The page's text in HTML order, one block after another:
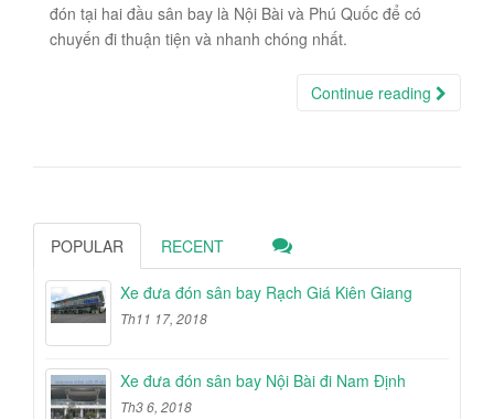
đón tại hai đầu sân bay là Nội Bài và Phú Quốc để có
chuyến đi thuận tiện và nhanh chóng nhất.
Continue reading
POPULAR RECENT
Xe đưa đón sân bay Rạch Giá Kiên Giang
Th11 17, 2018
Xe đưa đón sân bay Nội Bài đi Nam Định
Th3 6, 2018